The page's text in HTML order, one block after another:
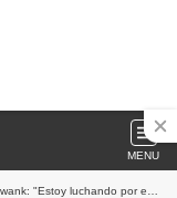
MENU
luchando por estar de vuelta"